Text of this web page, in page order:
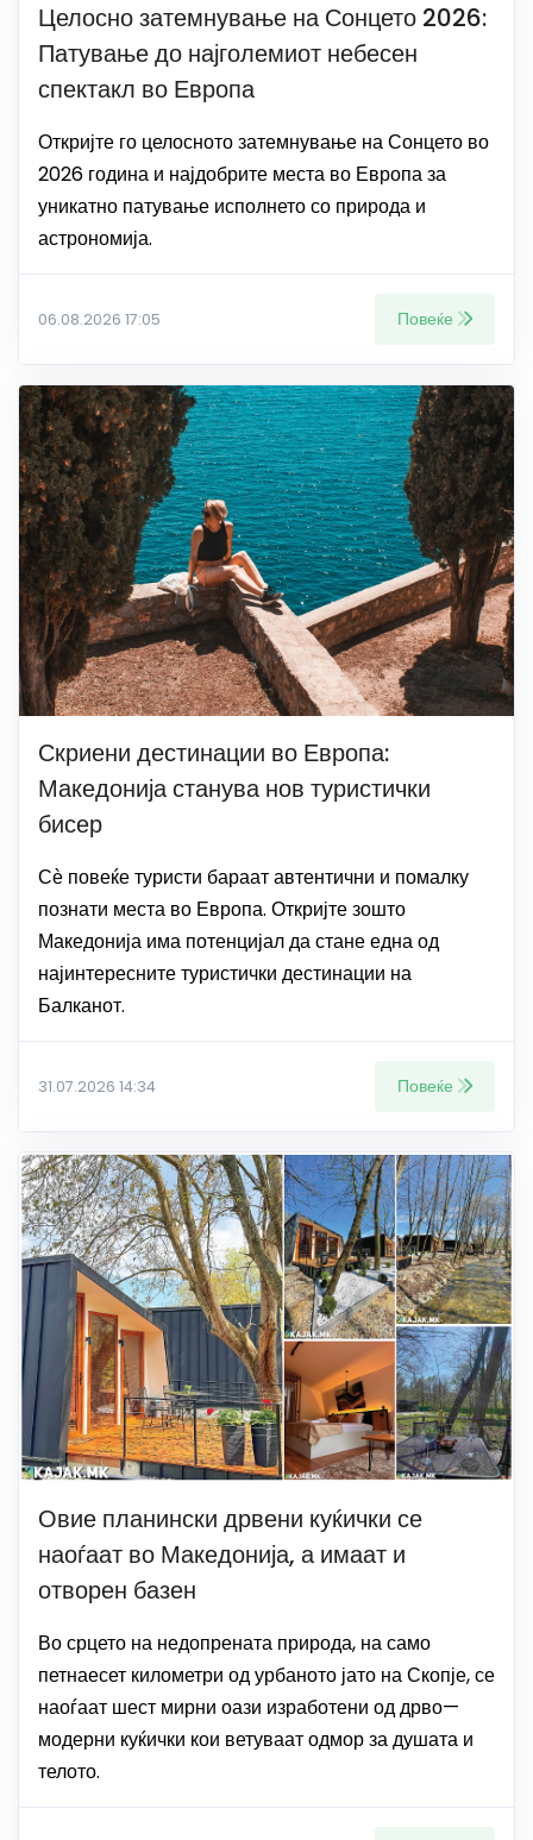
Целосно затемнување на Сонцето 2026:
Патување до најголемиот небесен
спектакл во Европа
Откријте го целосното затемнување на Сонцето во
2026 година и најдобрите места во Европа за
уникатно патување исполнето со природа и
астрономија.
06.08.2026 17:05 Повеќе
Скриени дестинации во Европа:
Македонија станува нов туристички
бисер
Сѐ повеќе туристи бараат автентични и помалку
познати места во Европа. Откријте зошто
Македонија има потенцијал да стане една од
најинтересните туристички дестинации на
Балканот.
31.07.2026 14:34 Повеќе
Овие планински дрвени куќички се
наоѓаат во Македонија, а имаат и
отворен базен
Во срцето на недопрената природа, на само
петнаесет километри од урбаното јато на Скопје, се
наоѓаат шест мирни оази изработени од дрво—
модерни куќички кои ветуваат одмор за душата и
телото.